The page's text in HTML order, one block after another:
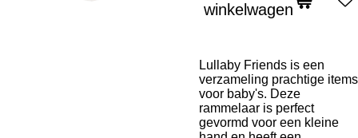
winkelwagen
Lullaby Friends is een
verzameling prachtige items
voor baby's. Deze
rammelaar is perfect
gevormd voor een kleine